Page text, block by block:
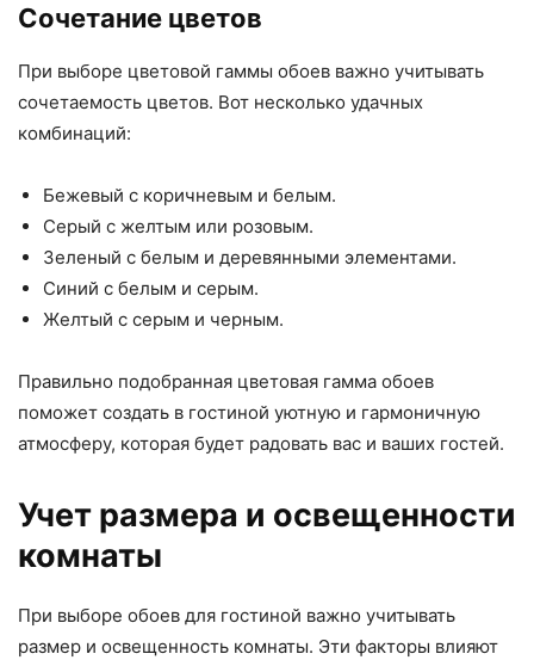
Сочетание цветов
При выборе цветовой гаммы обоев важно учитывать
сочетаемость цветов. Вот несколько удачных
комбинаций:
Бежевый с коричневым и белым.
Серый с желтым или розовым.
Зеленый с белым и деревянными элементами.
Синий с белым и серым.
Желтый с серым и черным.
Правильно подобранная цветовая гамма обоев
поможет создать в гостиной уютную и гармоничную
атмосферу, которая будет радовать вас и ваших гостей.
Учет размера и освещенности
комнаты
При выборе обоев для гостиной важно учитывать
размер и освещенность комнаты. Эти факторы влияют